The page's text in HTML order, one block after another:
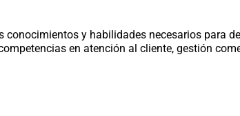
y habilidades necesarios para
en atención al cliente, gestión